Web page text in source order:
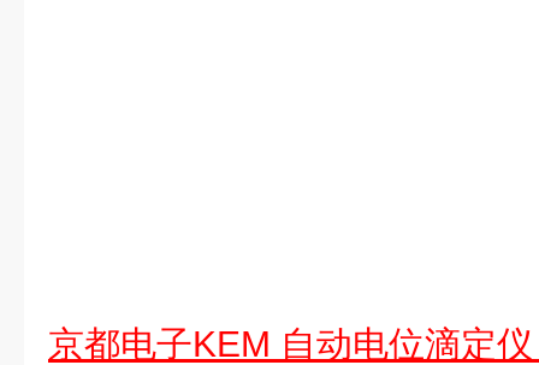
京都电子KEM 自动电位滴定